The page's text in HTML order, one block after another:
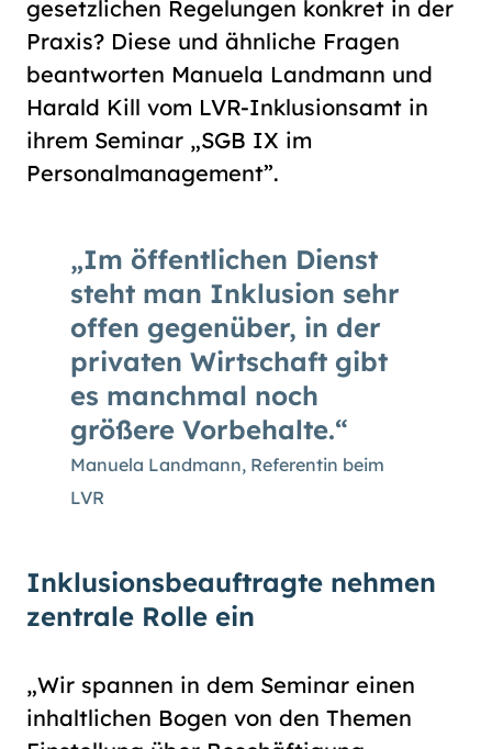
gesetzlichen Regelungen konkret in der
Praxis? Diese und ähnliche Fragen
beantworten Manuela Landmann und
Harald Kill vom LVR-Inklusionsamt in
ihrem Seminar „SGB IX im
Personalmanagement”.
Im öffentlichen Dienst
steht man Inklusion sehr
offen gegenüber, in der
privaten Wirtschaft gibt
es manchmal noch
größere Vorbehalte.
Manuela Landmann, Referentin beim
LVR
Inklusionsbeauftragte nehmen
zentrale Rolle ein
„Wir spannen in dem Seminar einen
inhaltlichen Bogen von den Themen